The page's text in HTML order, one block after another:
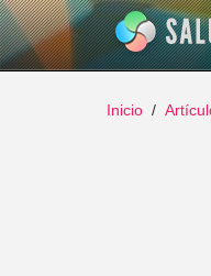
Inicio